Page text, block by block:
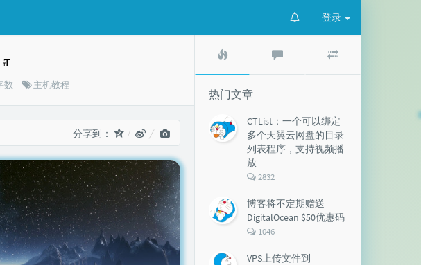
登录
数
分
主机教程
分享到：
文
章
评
文
热门文章
CTList：一个可以绑定
多个天翼云网盘的目录
列表程序，支持视频播
放
评
数：
2832
博客将不定期赠送
DigitalOcean $50优惠码
评
数：
1046
VPS上传文件到